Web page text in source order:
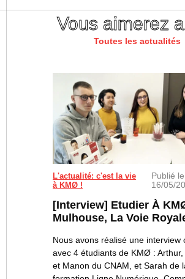
Vous aimerez
Toutes les actualités
Arthur B., Sarah S., Marine R. et
L'actualité: c'est la vie
à KMØ !
Publié le
16/05/
[Interview] Etudier À
Mulhouse, La Voie
Nous avons réalisé une interview
avec 4 étudiants de KMØ :
et Manon du CNAM, et Sarah de